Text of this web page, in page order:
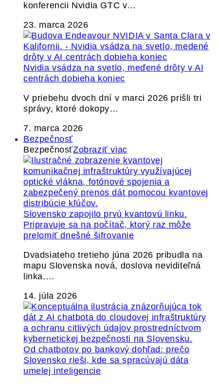
konferencii Nvidia GTC v…
23. marca 2026
Nvidia vsádza na svetlo, meďené drôty v AI
centrách dobieha koniec
V priebehu dvoch dní v marci 2026 prišli tri
správy, ktoré dokopy…
7. marca 2026
Bezpečnosť
BezpečnosťZobraziť viac
Slovensko zapojilo prvú kvantovú linku.
Pripravuje sa na počítač, ktorý raz môže
prelomiť dnešné šifrovanie
Dvadsiateho tretieho júna 2026 pribudla na
mapu Slovenska nová, doslova neviditeľná
linka.…
14. júla 2026
Od chatbotov po bankový dohľad: prečo
Slovensko rieši, kde sa spracúvajú dáta
umelej inteligencie